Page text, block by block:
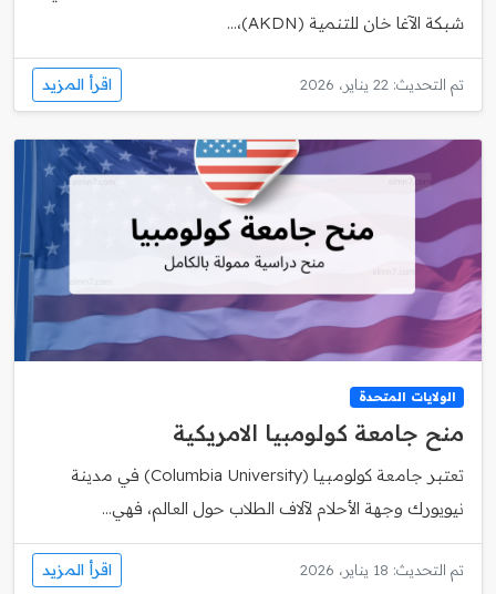
شبكة الآغا خان للتنمية (AKDN)،...
تم التحديث: 22 يناير، 2026 اقرأ المزيد
الولايات المتحدة
منح جامعة كولومبيا الامريكية
تعتبر جامعة كولومبيا (Columbia University) في مدينة
نيويورك وجهة الأحلام لآلاف الطلاب حول العالم، فهي...
تم التحديث: 18 يناير، 2026 اقرأ المزيد